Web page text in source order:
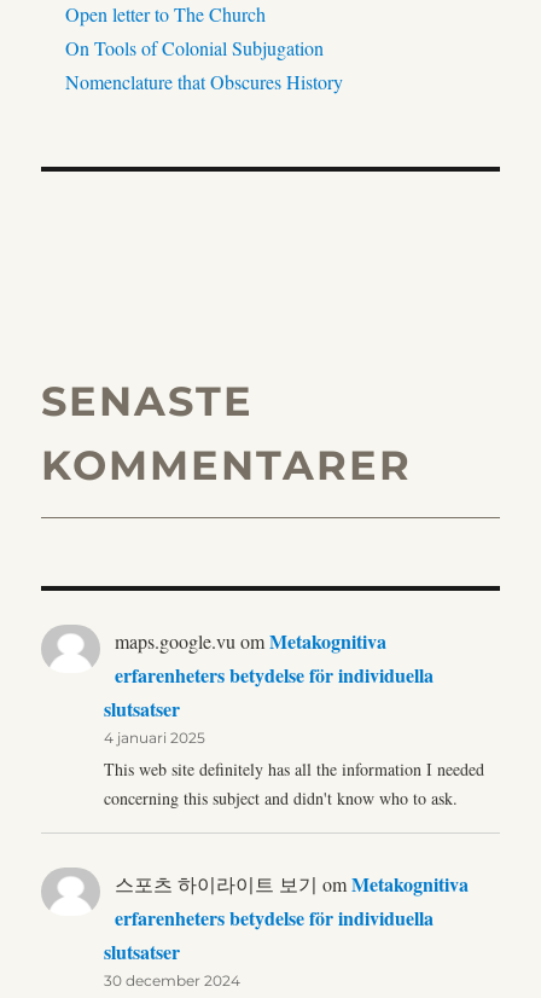
Open letter to The Church
On Tools of Colonial Subjugation
Nomenclature that Obscures History
SENASTE
KOMMENTARER
maps.google.vu omMetakognitiva
erfarenheters betydelse för individuella
slutsatser
4 januari 2025
This web site definitely has all the information I needed
concerning this subject and didn't know who to ask.
스포츠 하이라이트 보기 omMetakognitiva
erfarenheters betydelse för individuella
slutsatser
30 december 2024